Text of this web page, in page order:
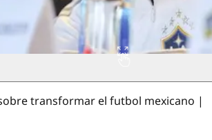
transformar el futbol mexicano |